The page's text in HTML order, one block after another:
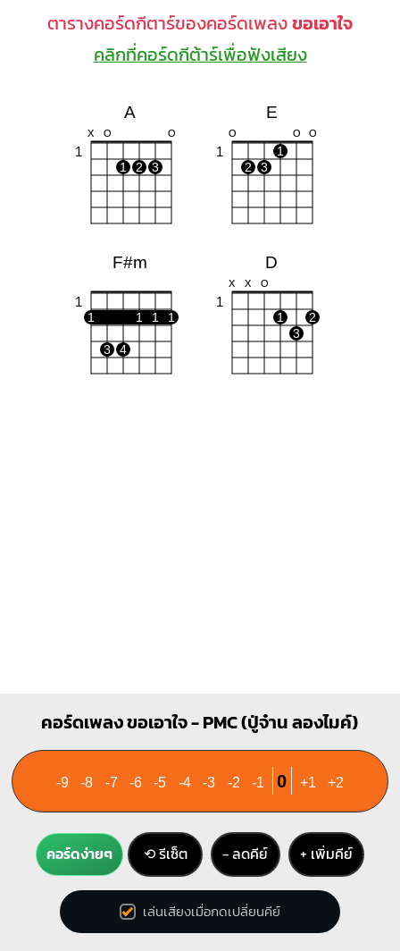
ตารางคอร์ดกีตาร์ของคอร์ดเพลงขอเอาใจ
คลิกที่คอร์ดกีต้าร์เพื่อฟังเสียง
A
X O O
1
1 2 3
E
O O O
1
1
2
3
F#m
1
1 1 1 1
3 4
D
X X O
1
1
2
3
คอร์ดเพลง ขอเอาใจ - PMC (ปู่จ๋าน ลองไมค์)
-9 -8 -7 -6 -5 -4 -3 -2 -1 0 +1 +2
คอร์ดง่ายๆ ⟲ รีเซ็ต − ลดคีย์ + เพิ่มคีย์
เล่นเสียงเมื่อกดเปลี่ยนคีย์